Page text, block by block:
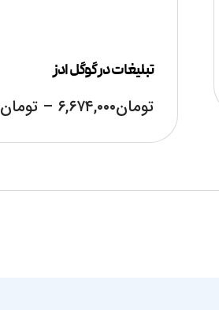
تبلیغات در گوگل ادز
تومان۶,۶۷۴,۰۰۰ –تومان